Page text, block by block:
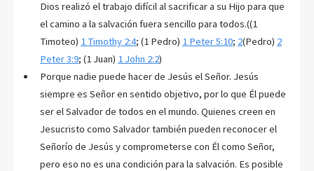
Dios realizó el trabajo difícil al sacrificar a su Hijo para que
el camino a la salvación fuera sencillo para todos.((1
Timoteo) 1 Timothy 2:4; (1 Pedro) 1 Peter 5:10; 2(Pedro) 2
Peter 3:9; (1 Juan) 1 John 2:2)
Porque nadie puede hacer de Jesús el Señor. Jesús
siempre es Señor en sentido objetivo, por lo que Él puede
ser el Salvador de todos en el mundo. Quienes creen en
Jesucristo como Salvador también pueden reconocer el
Señorío de Jesús y comprometerse con Él como Señor,
pero eso no es una condición para la salvación. Es posible